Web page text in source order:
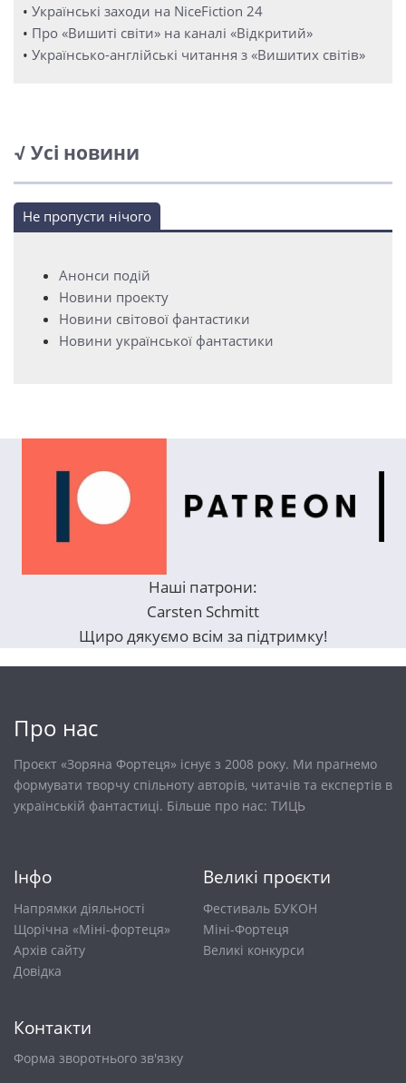
• Українські заходи на NiceFiction 24
• Про «Вишиті світи» на каналі «Відкритий»
• Українсько-англійські читання з «Вишитих світів»
√ Усі новини
Не пропусти нічого
Анонси подій
Новини проекту
Новини світової фантастики
Новини української фантастики
Наші патрони:
Carsten Schmitt
Щиро дякуємо всім за підтримку!
Про нас
Проєкт «Зоряна Фортеця» існує з 2008 року. Ми прагнемо
формувати творчу спільноту авторів, читачів та експертів в
українській фантастиці. Більше про нас: ТИЦЬ
Інфо
Напрямки діяльності
Щорічна «Міні-фортеця»
Архів сайту
Довiдка
Великі проєкти
Фестиваль БУКОН
Міні-Фортеця
Великі конкурси
Контакти
Форма зворотнього зв'язку